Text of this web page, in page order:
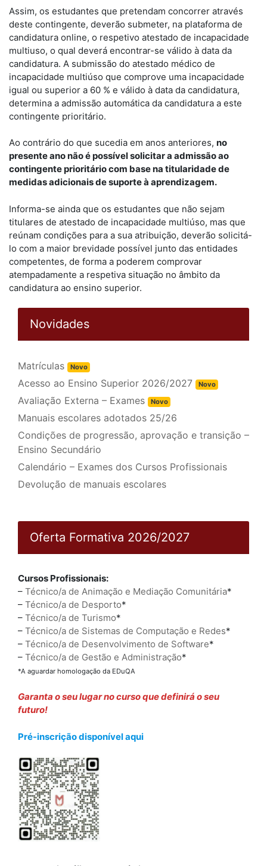
Assim, os estudantes que pretendam concorrer através
deste contingente, deverão submeter, na plataforma de
candidatura online, o respetivo atestado de incapacidade
multiuso, o qual deverá encontrar-se válido à data da
candidatura. A submissão do atestado médico de
incapacidade multiúso que comprove uma incapacidade
igual ou superior a 60 % e válido à data da candidatura,
determina a admissão automática da candidatura a este
contingente prioritário.
Ao contrário do que sucedia em anos anteriores, no
presente ano não é possível solicitar a admissão ao
contingente prioritário com base na titularidade de
medidas adicionais de suporte à aprendizagem.
Informa-se ainda que os estudantes que não sejam
titulares de atestado de incapacidade multiúso, mas que
reúnam condições para a sua atribuição, deverão solicitá-
lo com a maior brevidade possível junto das entidades
competentes, de forma a poderem comprovar
atempadamente a respetiva situação no âmbito da
candidatura ao ensino superior.
Novidades
Matrículas Novo
Acesso ao Ensino Superior 2026/2027 Novo
Avaliação Externa – Exames Novo
Manuais escolares adotados 25/26
Condições de progressão, aprovação e transição –
Ensino Secundário
Calendário – Exames dos Cursos Profissionais
Devolução de manuais escolares
Oferta Formativa 2026/2027
Cursos Profissionais:
– Técnico/a de Animação e Mediação Comunitária*
– Técnico/a de Desporto*
– Técnico/a de Turismo*
– Técnico/a de Sistemas de Computação e Redes*
– Técnico/a de Desenvolvimento de Software*
– Técnico/a de Gestão e Administração*
*A aguardar homologação da EDuQA
Garanta o seu lugar no curso que definirá o seu
futuro!
Pré-inscrição disponível aqui